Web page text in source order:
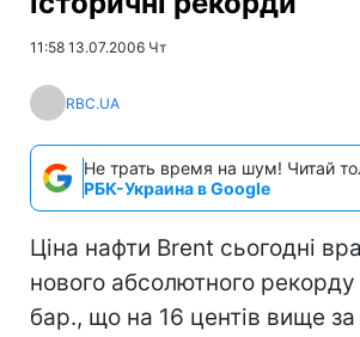
11:58 13.07.2006 Чт
RBC.UA
Не трать время на шум! Читай
РБК-Украина в Google
Ціна нафти Brent сьогодні
нового абсолютного
бар., що на 16 центів вище за